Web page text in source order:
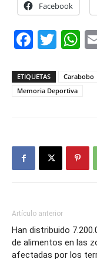
Facebook
ETIQUETAS Carabobo
Memoria Deportiva
Artículo anterior
Han distribuido
de alimentos en las
afectadas por los